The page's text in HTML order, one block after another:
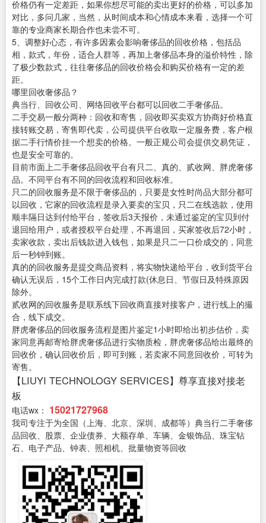
价格仍有一定差距，如果你想尽可能的卖出更好的价格，可以多加
对比，多问几家，当然，从时间成本和心情成本来看，选择一个可
靠的专业商家长期合作也未尝不可。
5、调整好心态，有许多因素会影响奢侈品的回收价格，包括品
相，款式，年份，适合人群等，再加上奢侈品本身的溢价特性，除
了极少数款式，往往奢侈品的回收价格会和购买价格有一定的差
距。
哪里回收奢侈品？
典当行、回收公司、网络回收平台都可以回收二手奢侈品。
二手交易一般分两种：回收和寄售，回收即买卖双方协商好价格直
接转账交易，寄售即代卖，公司提供平台收取一定服务费，客户根
据二手行情价挂一个想卖的价格。一般正规公司会提供交易凭证，
也是安全可靠的。
目前市面上二手奢侈品回收平台有只二、真的、贰收网、胖虎奢侈
品。不同平台有不同的回收流程和回收标准。
只二的回收服务是不限于奢侈品的，只要是女性时尚品大部分都可
以回收，它家的回收流程是录入要卖的宝贝，只二在线选款，使用
顺丰隔日达到付给平台，签收后3天报价，未通过鉴定的宝贝到付
退回给用户，或者授权平台处理，不再退回，买家签收后72小时，
卖家收款，卖出后钱款进入钱包，如果是只二一口价成交的，同意
后一秒钟到账。
真的的回收服务是提交商品资料，将实物快递给平台，收到货平台
确认无误后，15个工作日内完成打款(休息日、节假日及特殊原因
除外。
贰收网的回收服务是联系线下回收商直接对接客户，进行线上的撮
合，线下成交。
胖虎奢侈品的回收服务流程是图片鉴定1小时即给出初步估价，卖
家同意再邮寄给胖虎奢侈品进行实物质检，胖虎奢侈品给出最终的
回收价，确认回收价后，即可到账，若卖家不同意回收价，可转为
寄售。
【LIUYI TECHNOLOGY SERVICES】尊享直接对接老
板
电话wx： 15021727968
我司专注于为全国（上海、北京、深圳、成都等）典当行二手奢侈
品回收、股票、企业债券、大额存单、车辆、金银饰品、珠宝钻
石、电子产品、钟表、照相机、批量物资等回收